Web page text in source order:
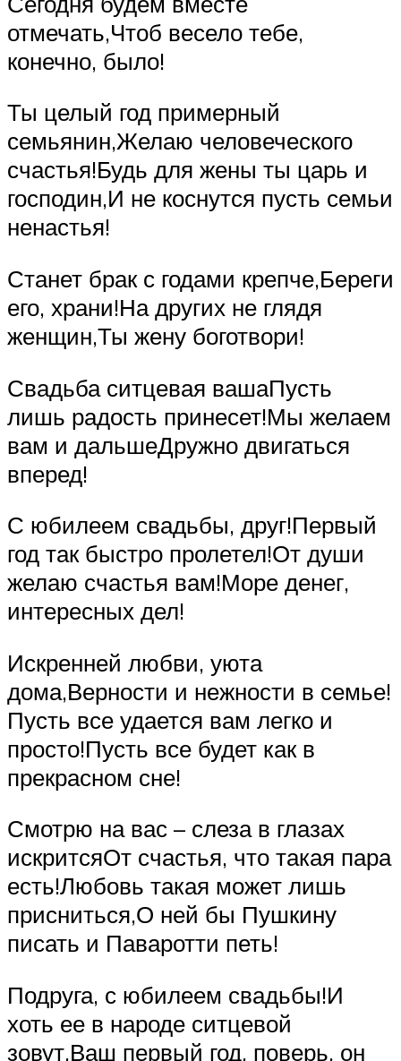
отмечать,Чтоб весело тебе,
конечно, было!
Ты целый год примерный
семьянин,Желаю человеческого
счастья!Будь для жены ты царь и
господин,И не коснутся пусть семьи
ненастья!
Станет брак с годами крепче,Береги
его, храни!На других не глядя
женщин,Ты жену боготвори!
Свадьба ситцевая вашаПусть
лишь радость принесет!Мы желаем
вам и дальшеДружно двигаться
вперед!
С юбилеем свадьбы, друг!Первый
год так быстро пролетел!От души
желаю счастья вам!Море денег,
интересных дел!
Искренней любви, уюта
дома,Верности и нежности в семье!
Пусть все удается вам легко и
просто!Пусть все будет как в
прекрасном сне!
Смотрю на вас – слеза в глазах
искритсяОт счастья, что такая пара
есть!Любовь такая может лишь
присниться,О ней бы Пушкину
писать и Паваротти петь!
Подруга, с юбилеем свадьбы!И
хоть ее в народе ситцевой
зовут,Ваш первый год, поверь, он